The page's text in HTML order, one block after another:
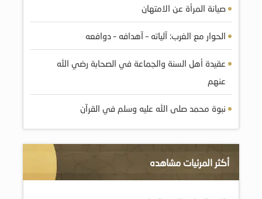
صيانة المرأة عن الامتهان
الحوار مع الغرب: آلياته – آهدافه – دوافعه
عقيدة أهل السنة والجماعة في الصحابة رضي الله
عنهم
نبوة محمد صلى الله عليه وسلم في القرآن
أكثر المرئيات مشاهده